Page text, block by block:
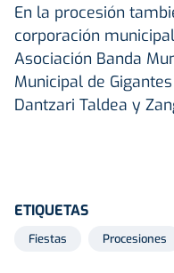
En la procesión
corporación
Asociación Banda
Municipal de
Dantzari Taldea y
ETIQUETAS
Fiestas Procesiones